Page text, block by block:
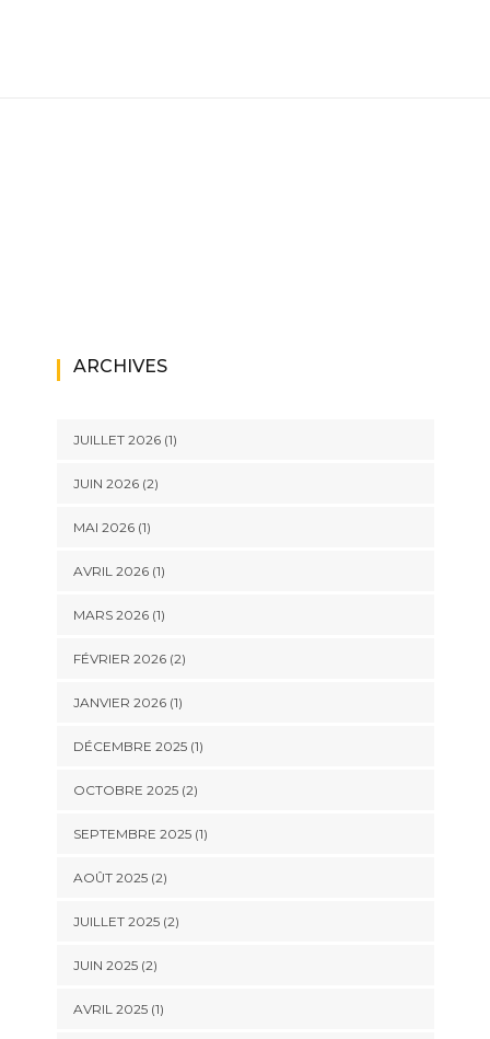
ARCHIVES
JUILLET 2026(1)
JUIN 2026(2)
MAI 2026(1)
AVRIL 2026(1)
MARS 2026(1)
FÉVRIER 2026(2)
JANVIER 2026(1)
DÉCEMBRE 2025(1)
OCTOBRE 2025(2)
SEPTEMBRE 2025(1)
AOÛT 2025(2)
JUILLET 2025(2)
JUIN 2025(2)
AVRIL 2025(1)